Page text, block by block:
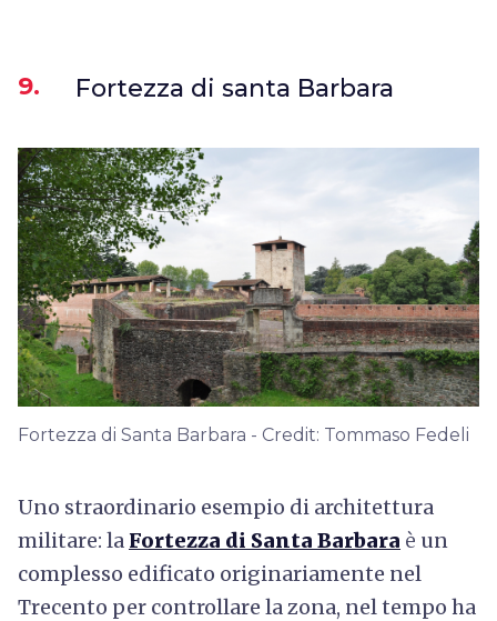
9. Fortezza di santa Barbara
Fortezza di Santa Barbara - Credit: Tommaso Fedeli
Uno straordinario esempio di architettura
militare: la Fortezza di Santa Barbara è un
complesso edificato originariamente nel
Trecento per controllare la zona, nel tempo ha